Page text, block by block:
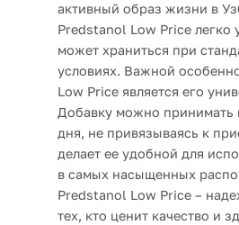
активный образ жизни в
Predstanol Low Price легко
может храниться при
условиях. Важной
Low Price является его
Добавку можно принимать
дня, не привязываясь к
делает ее удобной для
в самых насыщенных
Predstanol Low Price –
тех, кто ценит качество и